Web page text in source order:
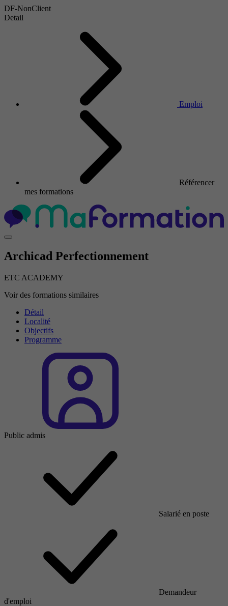
DF-NonClient
Detail
Emploi
Référencer
mes formations
Archicad Perfectionnement
ETC ACADEMY
Voir des formations similaires
Détail
Localité
Objectifs
Programme
Public admis
Salarié en poste
Demandeur
d'emploi